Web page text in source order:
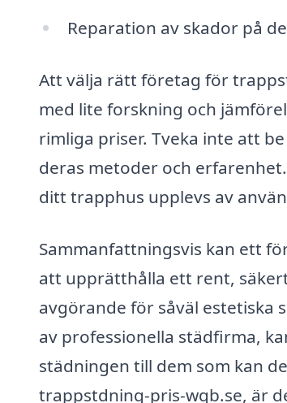
Reparation av skador på
Att välja rätt företag för
med lite forskning och
rimliga priser. Tveka inte att
deras metoder och
ditt trapphus upplevs av
Sammanfattningsvis kan ett
att upprätthålla ett rent,
avgörande för såväl estetiska
av professionella städfirma,
städningen till dem som kan
trappstdning-pris-wqb.se, är